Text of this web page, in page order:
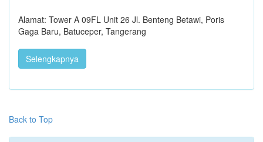
Alamat: Tower A 09FL Unit 26 Jl. Benteng Betawi, Poris
Gaga Baru, Batuceper, Tangerang
Selengkapnya
Back to Top